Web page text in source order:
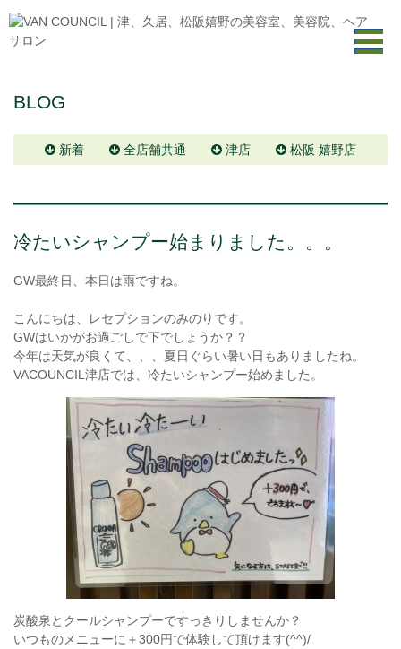
BLOG
新着 全店舗共通 津店 松阪 嬉野店
冷たいシャンプー始まりました。。。
GW最終日、本日は雨ですね。
こんにちは、レセプションのみのりです。
GWはいかがお過ごしで下でしょうか？？
今年は天気が良くて、、、夏日ぐらい暑い日もありましたね。
VACOUNCIL津店では、冷たいシャンプー始めました。
炭酸泉とクールシャンプーですっきりしませんか？
いつものメニューに＋300円で体験して頂けます(^^)/